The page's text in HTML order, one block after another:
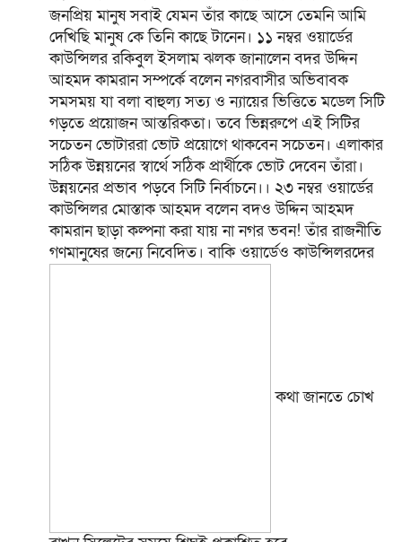
জনপ্রিয় মানুষ সবাই যেমন তাঁর কাছে আসে তেমনি আমি
দেখিছি মানুষ কে তিনি কাছে টানেন। ১১ নম্বর ওয়ার্ডের
কাউন্সিলর রকিবুল ইসলাম ঝলক জানালেন বদর উদ্দিন
আহমদ কামরান সম্পর্কে বলেন নগরবাসীর অভিবাবক
সমসময় যা বলা বাহুল্য সত্য ও ন্যায়ের ভিত্তিতে মডেল সিটি
গড়তে প্রয়োজন আন্তরিকতা। তবে ভিন্নরুপে এই সিটির
সচেতন ভোটাররা ভোট প্রয়োগে থাকবেন সচেতন। এলাকার
সঠিক উন্নয়নের স্বার্থে সঠিক প্রার্থীকে ভোট দেবেন তাঁরা।
উন্নয়নের প্রভাব পড়বে সিটি নির্বাচনে।। ২৩ নম্বর ওয়ার্ডের
কাউন্সিলর মোস্তাক আহমদ বলেন বদও উদ্দিন আহমদ
কামরান ছাড়া কল্পনা করা যায় না নগর ভবন! তাঁর রাজনীতি
গণমানুষের জন্যে নিবেদিত। বাকি ওয়ার্ডেও কাউন্সিলরদের
কথা জানতে চোখ